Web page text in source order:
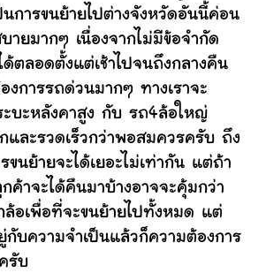
การขนย้ายไปต่างจังหวัดอันนี้ค่อน
ายมากๆ เนื่องจากไม่มีข้อจำกัด
ด้ตลอดตั้งแต่เช้าไปจนถึงกลางคืน
งการรถด่วนมากๆ ทางเราจะ
ะบะหลังคาสูง กับ รถ4ล้อใหญ่
และรวดเร็วกว่าพอสมควรครับ ถึง
นย้ายจะได้เยอะไม่เท่ากัน แต่ถ้า
ค้าจะได้คืนมาบ้างอาจจะคุ้มกว่า
ล้อเพื่อที่จะขนย้ายไปทั้งหมด แต่
กับความจำเป็นแล้วก็ความต้องการ
รับ